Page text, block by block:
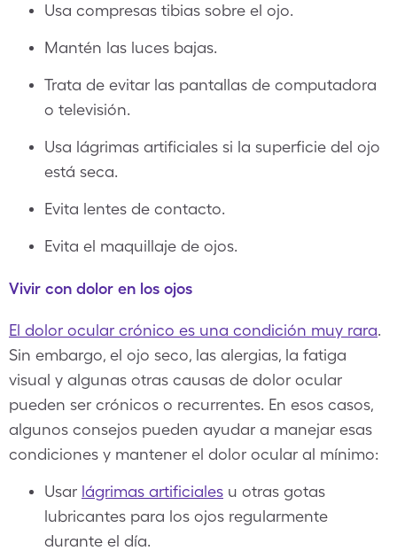
Usa compresas tibias sobre el ojo.
Mantén las luces bajas.
Trata de evitar las pantallas de computadora
o televisión.
Usa lágrimas artificiales si la superficie del ojo
está seca.
Evita lentes de contacto.
Evita el maquillaje de ojos.
Vivir con dolor en los ojos
El dolor ocular crónico es una condición muy rara.
Sin embargo, el ojo seco, las alergias, la fatiga
visual y algunas otras causas de dolor ocular
pueden ser crónicos o recurrentes. En esos casos,
algunos consejos pueden ayudar a manejar esas
condiciones y mantener el dolor ocular al mínimo:
Usar lágrimas artificiales u otras gotas
lubricantes para los ojos regularmente
durante el día.